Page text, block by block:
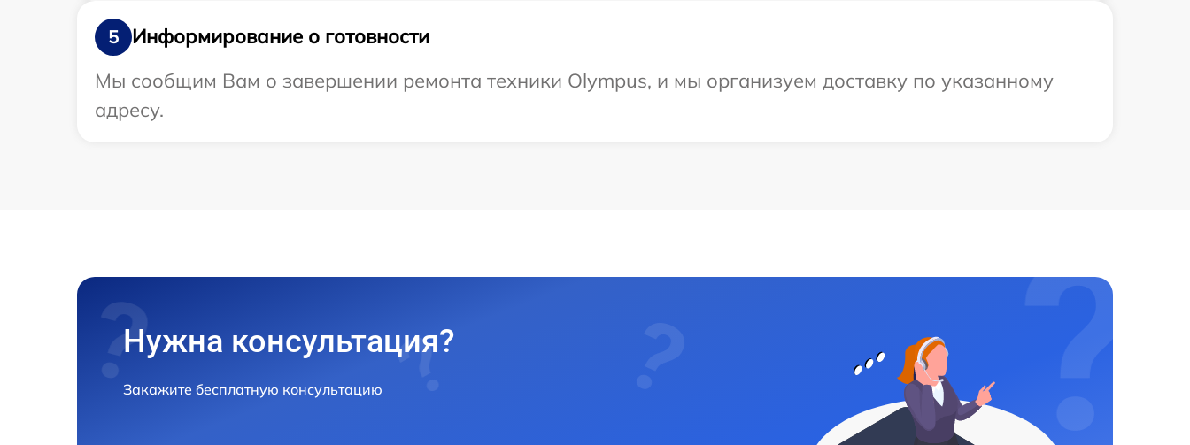
5
Информирование о готовности
Мы сообщим Вам о завершении ремонта техники Olympus, и мы организуем доставку по указанному
адресу.
Нужна консультация?
Закажите бесплатную консультацию